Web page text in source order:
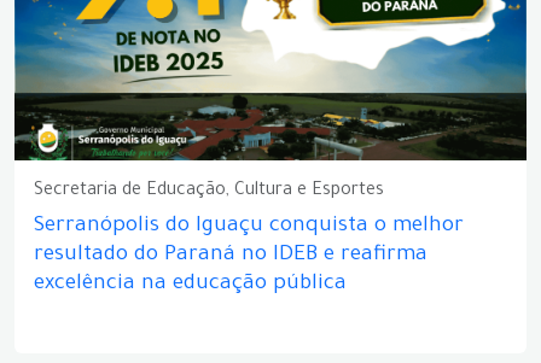
Secretaria de Educação, Cultura e Esportes
Serranópolis do Iguaçu conquista o melhor
resultado do Paraná no IDEB e reafirma
excelência na educação pública